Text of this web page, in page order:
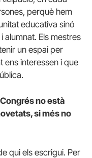
perquè hem
educativa sinó
alumnat. Els mestres
un espai per
ens interessen i que
no està
si més no
qui els escrigui. Per